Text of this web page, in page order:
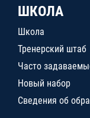
ШКОЛА
Школа
Тренерский штаб
Часто
Новый набор
Сведения об